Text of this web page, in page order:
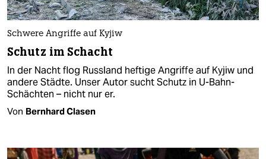
Schwere Angriffe auf Kyjiw
Schutz im Schacht
In der Nacht flog Russland heftige Angriffe auf Kyjiw und
andere Städte. Unser Autor sucht Schutz in U-Bahn-
Schächten – nicht nur er.
Von Bernhard Clasen